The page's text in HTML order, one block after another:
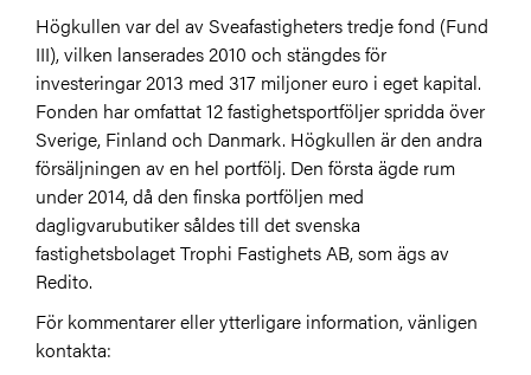
Högkullen var del av Sveafastigheters tredje fond (Fund
III), vilken lanserades 2010 och stängdes för
investeringar 2013 med 317 miljoner euro i eget kapital.
Fonden har omfattat 12 fastighetsportföljer spridda över
Sverige, Finland och Danmark. Högkullen är den andra
försäljningen av en hel portfölj. Den första ägde rum
under 2014, då den finska portföljen med
dagligvarubutiker såldes till det svenska
fastighetsbolaget Trophi Fastighets AB, som ägs av
Redito.
För kommentarer eller ytterligare information, vänligen
kontakta: